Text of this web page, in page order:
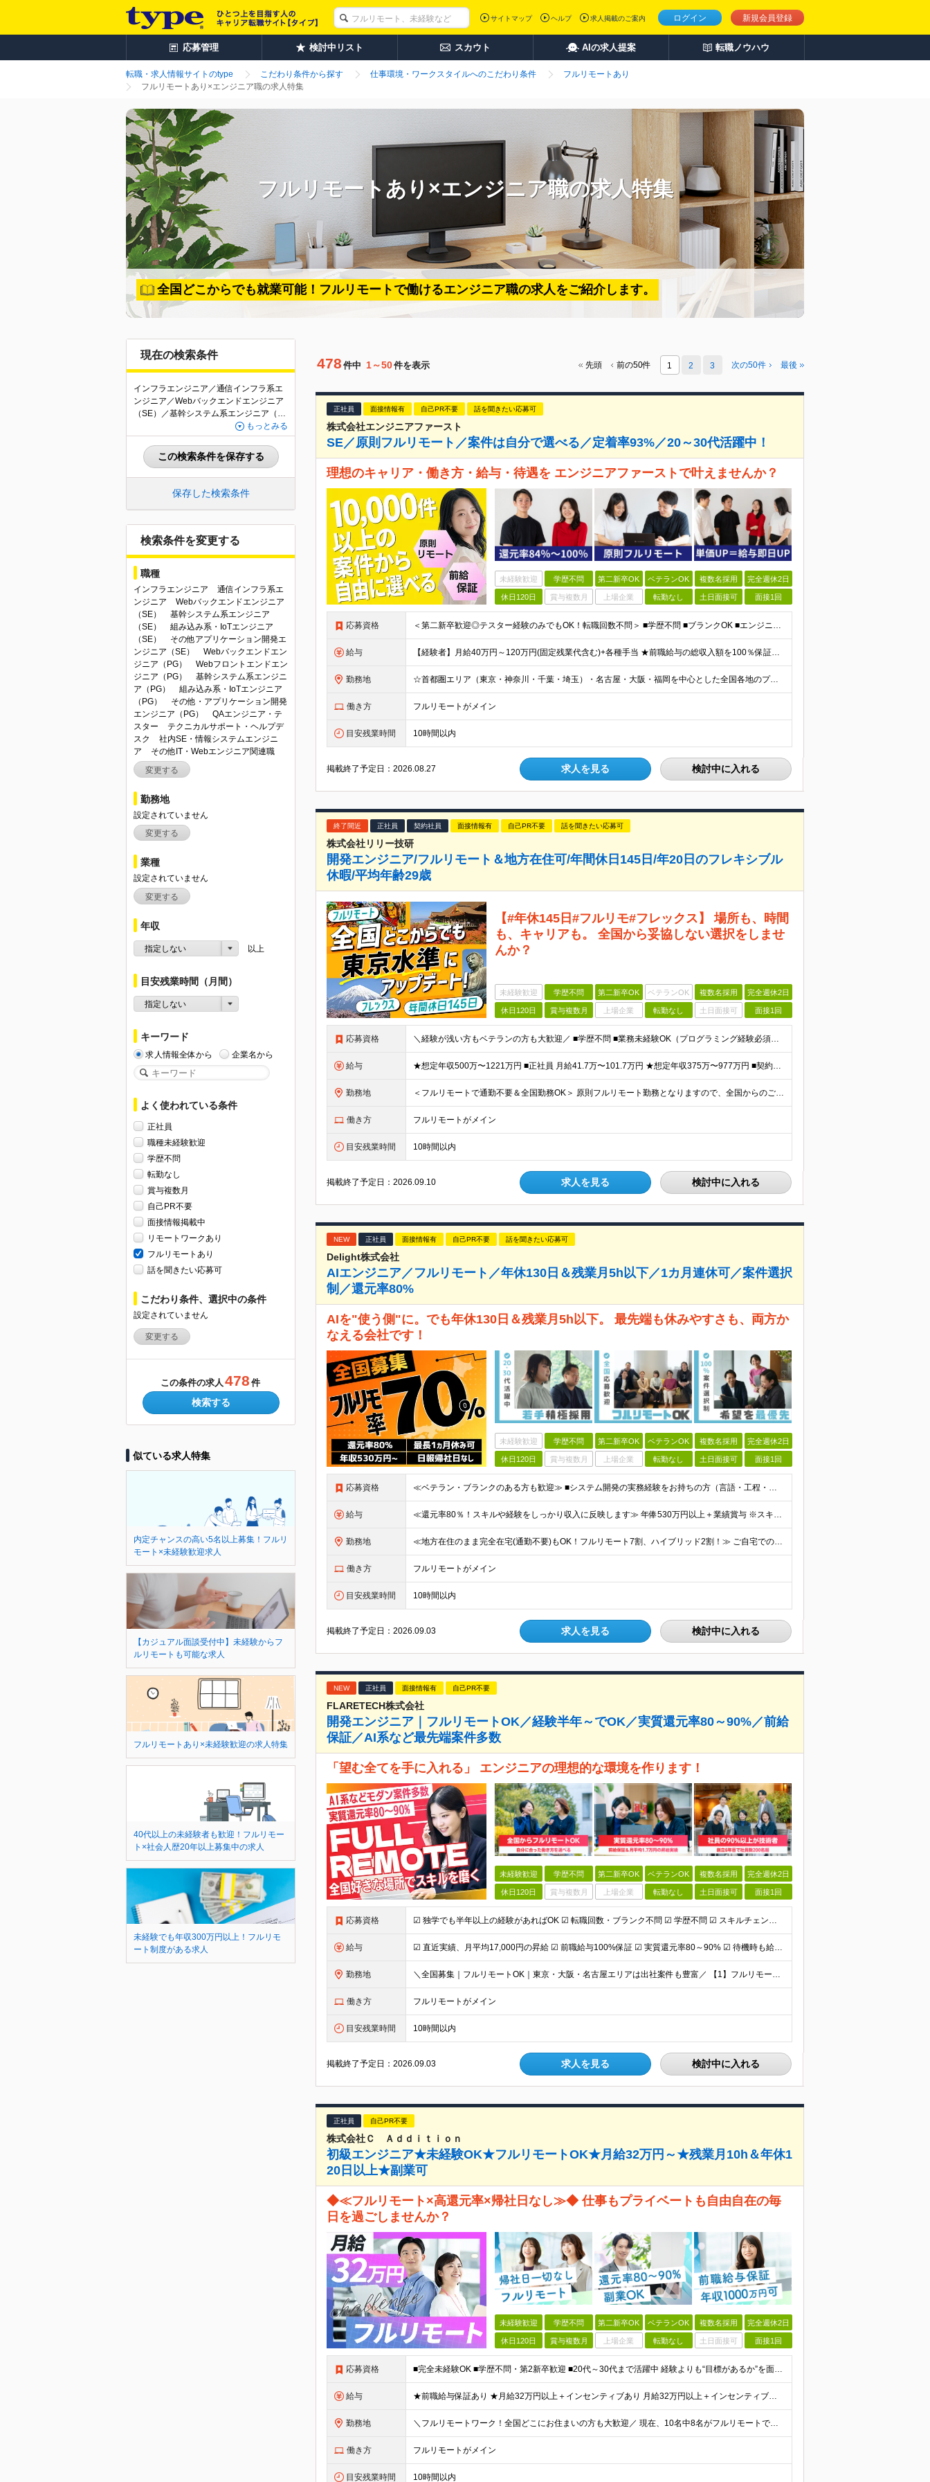
ログイン 新規会員登録
サイトマップ ヘルプ 求人掲載のご案内
応募管理 検討中リスト スカウト AIの求人提案 転職ノウハウ
転職・求人情報サイトのtype こだわり条件から探す 仕事環境・ワークスタイルへのこだわり条件
フルリモートあり
フルリモートあり×エンジニア職の求人特集
フルリモートあり×エンジニア職の求人特集
全国どこからでも就業可能！フルリモートで働けるエンジニア職の求人をご紹介します。
現在の検索条件
インフラエンジニア／通信インフラ系エ
ンジニア／Webバックエンドエンジニア
（SE）／基幹システム系エンジニア（S
E）／組み込み系・IoTエンジニア（SE）
／その他アプリケーション開発エンジニ
ア（SE）／Webバックエンドエンジニア
（PG）／Webフロントエンドエンジニア
（PG）／基幹システム系エンジニア（P
G）／組み込み系・IoTエンジニア（PG）
／その他・アプリケーション開発エンジ
ニア（PG）／QAエンジニア・テスター
／テクニカルサポート・ヘルプデスク／
社内SE・情報システムエンジニア／その
もっとみる
この検索条件を保存する
保存した検索条件
検索条件を変更する
職種
インフラエンジニア
通信インフラ系エ
ンジニア
Webバックエンドエンジニア
（SE）
基幹システム系エンジニア
（SE）
組み込み系・IoTエンジニア
（SE）
その他アプリケーション開発エ
ンジニア（SE）
Webバックエンドエン
ジニア（PG）
Webフロントエンドエン
ジニア（PG）
基幹システム系エンジニ
ア（PG）
組み込み系・IoTエンジニア
（PG）
その他・アプリケーション開発
エンジニア（PG）
QAエンジニア・テ
スター
テクニカルサポート・ヘルプデ
スク
社内SE・情報システムエンジニ
ア
その他IT・Webエンジニア関連職
変更する
勤務地
設定されていません
変更する
業種
設定されていません
変更する
年収
指定しない 以上
目安残業時間（月間）
指定しない
キーワード
求人情報全体から 企業名から
よく使われている条件
正社員
職種未経験歓迎
学歴不問
転勤なし
賞与複数月
自己PR不要
面接情報掲載中
リモートワークあり
フルリモートあり
話を聞きたい応募可
こだわり条件、選択中の条件
設定されていません
変更する
この条件の求人 478 件
検索する
似ている求人特集
内定チャンスの高い5名以上募集！フルリ
モート×未経験歓迎求人
【カジュアル面談受付中】未経験からフ
ルリモートも可能な求人
フルリモートあり×未経験歓迎の求人特集
40代以上の未経験者も歓迎！フルリモー
ト×社会人歴20年以上募集中の求人
未経験でも年収300万円以上！フルリモ
ート制度がある求人
478 件中 1～50件を表示 先頭 前の50件 1 2 3 次の50件 最後
正社員 面接情報有 自己PR不要 話を聞きたい応募可
株式会社エンジニアファースト
SE／原則フルリモート／案件は自分で選べる／定着率93%／20～30代活躍中！
理想のキャリア・働き方・給与・待遇を エンジニアファーストで叶えませんか？
未経験歓迎 学歴不問 第二新卒OK ベテランOK 複数名採用 完全週休2日
休日120日 賞与複数月 上場企業 転勤なし 土日面接可 面接1回
応募資格 ＜第二新卒歓迎◎テスター経験のみでもOK！転職回数不問＞ ■学歴不問 ■ブランクOK ■エンジニアとしての実務経験が1年以上ある方 └開発、インフラ、工程、言語は一切不問！ ※未経験も若干名募集して
給与 【経験者】月給40万円～120万円(固定残業代含む)+各種手当 ★前職給与の総収入額を100％保証｜還元率84％〜100％ ★20代の平均年収570万円 ※月給には、みなし残業手当(月30時間／5万
勤務地 ☆首都圏エリア（東京・神奈川・千葉・埼玉）・名古屋・大阪・福岡を中心とした全国各地のプロジェクト先に参画いただきます。 ※希望をヒアリングした上で決定します ☆全国各地からフルリモートOK 【本社】
働き方 フルリモートがメイン
目安残業時間 10時間以内
掲載終了予定日：2026.08.27 求人を見る 検討中に入れる
終了間近 正社員 契約社員 面接情報有 自己PR不要 話を聞きたい応募可
株式会社リリー技研
開発エンジニア/フルリモート＆地方在住可/年間休日145日/年20日のフレキシブル
休暇/平均年齢29歳
【#年休145日#フルリモ#フレックス】 場所も、時間
も、キャリアも。 全国から妥協しない選択をしませ
んか？
未経験歓迎 学歴不問 第二新卒OK ベテランOK 複数名採用 完全週休2日
休日120日 賞与複数月 上場企業 転勤なし 土日面接可 面接1回
応募資格 ＼経験が浅い方もベテランの方も大歓迎／ ■学歴不問 ■業務未経験OK（プログラミング経験必須） ☆独学でITについて学んだ方や趣味でプログラミングをしている方歓迎！ ☆なにかしらの開発経験1～3年以上
給与 ★想定年収500万〜1221万円 ■正社員 月給41.7万〜101.7万円 ★想定年収375万〜977万円 ■契約社員 月給31.3万〜81.4万円 ※給与は経験・スキルを考慮の上、決定します。
勤務地 ＜フルリモートで通勤不要＆全国勤務OK＞ 原則フルリモート勤務となりますので、全国からのご応募をお待ちしています。 (変更の範囲)上記を除く当社関連勤務地
働き方 フルリモートがメイン
目安残業時間 10時間以内
掲載終了予定日：2026.09.10 求人を見る 検討中に入れる
NEW 正社員 面接情報有 自己PR不要 話を聞きたい応募可
Delight株式会社
AIエンジニア／フルリモート／年休130日＆残業月5h以下／1カ月連休可／案件選択
制／還元率80%
AIを"使う側"に。でも年休130日＆残業月5h以下。 最先端も休みやすさも、両方か
なえる会社です！
未経験歓迎 学歴不問 第二新卒OK ベテランOK 複数名採用 完全週休2日
休日120日 賞与複数月 上場企業 転勤なし 土日面接可 面接1回
応募資格 ≪ベテラン・ブランクのある方も歓迎≫ ■システム開発の実務経験をお持ちの方（言語・工程・年数不問） ■学歴不問 ≪こんな方はぜひご応募ください≫ □AIを武器に、市場価値を高めたい □AIツールを実
給与 ≪還元率80％！スキルや経験をしっかり収入に反映します≫ 年俸530万円以上＋業績賞与 ※スキル・経験を考慮の上、優遇いたします ※上記年俸を12分割し、月1回支給します ※上記年俸には固定残業代月
勤務地 ≪地方在住のまま完全在宅(通勤不要)もOK！フルリモート7割、ハイブリッド2割！≫ ご自宅でのリモートワーク、または東京都、神奈川、埼玉、千葉を中心とするお客様先での勤務 ■本社アクセス 東京都豊島
働き方 フルリモートがメイン
目安残業時間 10時間以内
掲載終了予定日：2026.09.03 求人を見る 検討中に入れる
NEW 正社員 面接情報有 自己PR不要
FLARETECH株式会社
開発エンジニア｜フルリモートOK／経験半年～でOK／実質還元率80～90%／前給
保証／AI系など最先端案件多数
「望む全てを手に入れる」 エンジニアの理想的な環境を作ります！
未経験歓迎 学歴不問 第二新卒OK ベテランOK 複数名採用 完全週休2日
休日120日 賞与複数月 上場企業 転勤なし 土日面接可 面接1回
応募資格 ☑︎ 独学でも半年以上の経験があればOK ☑︎ 転職回数・ブランク不問 ☑︎ 学歴不問 ☑︎ スキルチェンジ可 下記いずれかの実務経験をお持ちの方 ■システム開発 ┗言語・工程・業界・ジャンルなどは
給与 ☑︎ 直近実績、月平均17,000円の昇給 ☑︎ 前職給与100%保証 ☑︎ 実質還元率80～90% ☑︎ 待機時も給与は満額支給 月給35万円～70万円＋交通費など各種手当 ※想定年収：4,200
勤務地 ＼全国募集｜フルリモートOK｜東京・大阪・名古屋エリアは出社案件も豊富／ 【1】フルリモートの場合…全国各地にて完全在宅勤務が可能！強制的な出社日もありません。 【2】出社の場合…本社、大阪支店、も
働き方 フルリモートがメイン
目安残業時間 10時間以内
掲載終了予定日：2026.09.03 求人を見る 検討中に入れる
正社員 自己PR不要
株式会社Ｃ Ａｄｄｉｔｉｏｎ
初級エンジニア★未経験OK★フルリモートOK★月給32万円～★残業月10h＆年休1
20日以上★副業可
◆≪フルリモート×高還元率×帰社日なし≫◆ 仕事もプライベートも自由自在の毎
日を過ごしませんか？
未経験歓迎 学歴不問 第二新卒OK ベテランOK 複数名採用 完全週休2日
休日120日 賞与複数月 上場企業 転勤なし 土日面接可 面接1回
応募資格 ■完全未経験OK ■学歴不問・第2新卒歓迎 ■20代～30代まで活躍中 経験よりも“目標があるか”を面接では見ています！ 「ITスキルを身につけて安定したキャリアを歩みたい」 「推し活のために収入U
給与 ★前職給与保証あり ★月給32万円以上＋インセンティブあり 月給32万円以上＋インセンティブ＋各種手当 ※上記には固定残業代（月30時間・44,400円～）を含みます ※超過分は別途支給します ※試
勤務地 ＼フルリモートワーク！全国どこにお住まいの方も大歓迎／ 現在、10名中8名がフルリモートで活躍中！ フルリモート・ハイブリット案件を数多く保有しているため、 住む場所は全国どこでもOKです◎ ＼フ
働き方 フルリモートがメイン
目安残業時間 10時間以内